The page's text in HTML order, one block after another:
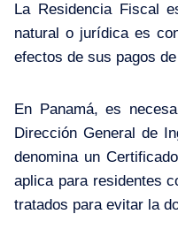
La Residencia Fiscal
natural o jurídica es
efectos de sus pagos
En Panamá, es
Dirección General de
denomina un
aplica para residentes
tratados para evitar la